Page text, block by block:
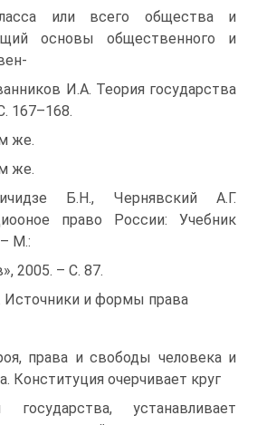
или всего общества и
основы общественного и
И.А. Теория государства
167–168.
же.
же.
Б.Н., Чернявский А.Г.
право России: Учебник
М.:
2005. – С. 87.
Источники и формы права
права и свободы человека и
Конституция очерчивает круг
государства, устанавливает